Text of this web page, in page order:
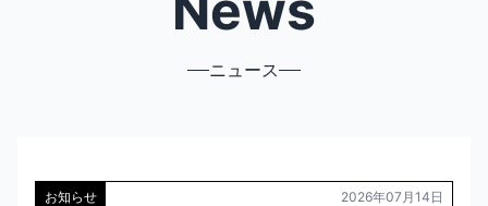
ニュース
お知らせ 2026年07月14日